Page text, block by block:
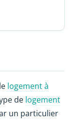
logement à
de logement
un particulier